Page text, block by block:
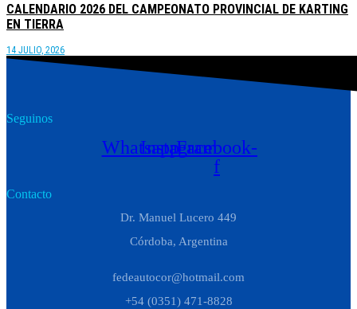
CALENDARIO 2026 DEL CAMPEONATO PROVINCIAL DE KARTING
EN TIERRA
14 JULIO, 2026
Seguinos
WhatsappInstagram
Facebook-
f
Contacto
Dr. Manuel Lucero 449
Córdoba, Argentina
fedeautocor@hotmail.com
+54 (0351) 471-8828